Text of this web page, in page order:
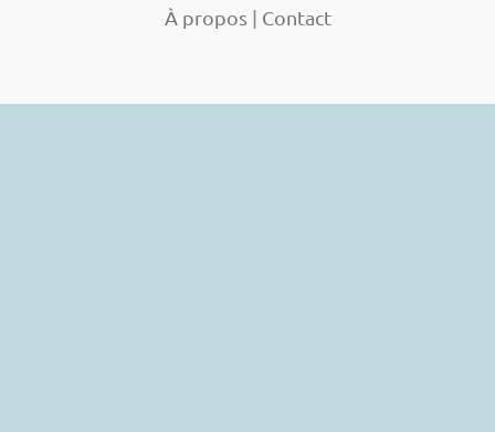
À propos| Contact